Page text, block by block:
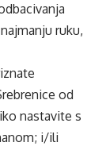
ruku,
od
nastavite s
i/ili